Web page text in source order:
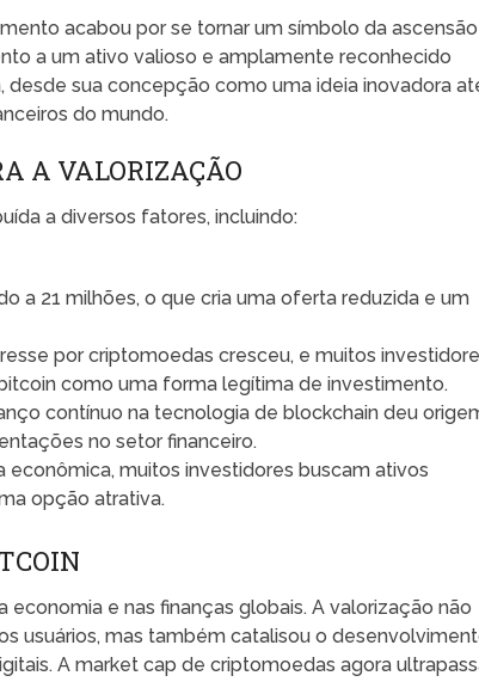
acabou por se tornar um símbolo da ascensão
a um ativo valioso e amplamente reconhecido
sua concepção como uma ideia inovadora
do mundo.
A VALORIZAÇÃO
a diversos fatores, incluindo:
a 21 milhões, o que cria uma oferta reduzida e um
por criptomoedas cresceu, e muitos
como uma forma legítima de investimento.
contínuo na tecnologia de blockchain deu
no setor financeiro.
econômica, muitos investidores buscam ativos
opção atrativa.
e nas finanças globais. A valorização não
usuários, mas também catalisou o
A market cap de criptomoedas agora